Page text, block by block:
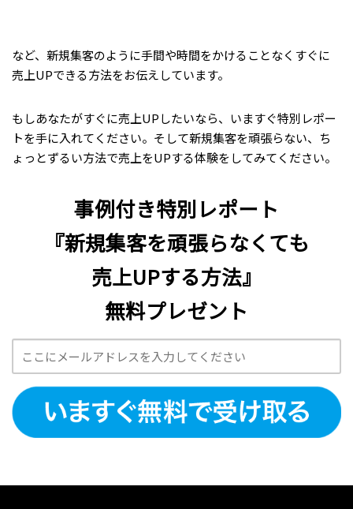
など、新規集客のように手間や時間をかけることなくすぐに
売上UPできる方法をお伝えしています。
もしあなたがすぐに売上UPしたいなら、いますぐ特別レポー
トを手に入れてください。そして新規集客を頑張らない、ち
ょっとずるい方法で売上をUPする体験をしてみてください。
事例付き特別レポート
『新規集客を頑張らなくても
売上UPする方法』
無料プレゼント